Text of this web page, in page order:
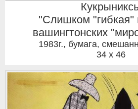
"Слишком "гибкая"
вашингтонских
1983г., бумага,
34 x 46